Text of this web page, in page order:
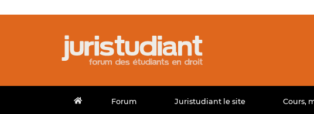
Forum Juristudiant le site Cours,